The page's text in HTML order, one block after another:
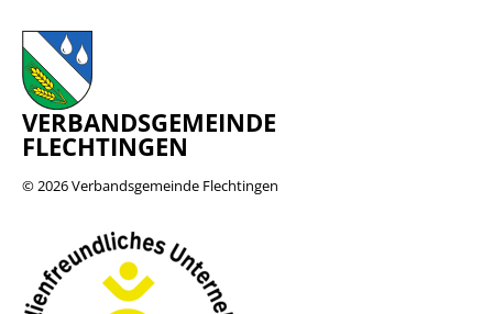
VERBANDSGEMEINDE
FLECHTINGEN
© 2026Verbandsgemeinde Flechtingen